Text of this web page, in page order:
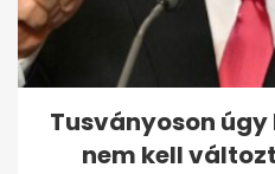
A magyar
gyönyörű
Ázsia...
Tusványoson
nem kell